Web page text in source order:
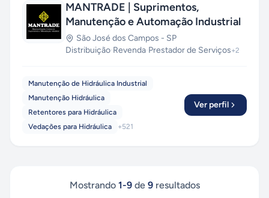
MANTRADE | Suprimentos,
Manutenção e Automação Industrial
São José dos Campos - SP
Distribuição·Revenda·Prestador de Serviços+2
Manutenção de Hidráulica Industrial
Manutenção Hidráulica
Retentores para Hidráulica
Vedações para Hidráulica
+521
Ver perfil
Mostrando 1-9de 9resultados